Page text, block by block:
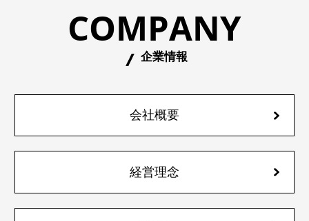
COMPANY
企業情報
会社概要
経営理念